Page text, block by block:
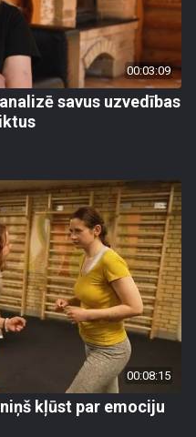
00:03:09
savus uzvedības
00:08:15
kļūst par emociju